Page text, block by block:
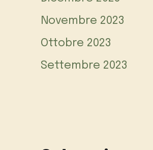
Novembre 2023
Ottobre 2023
Settembre 2023